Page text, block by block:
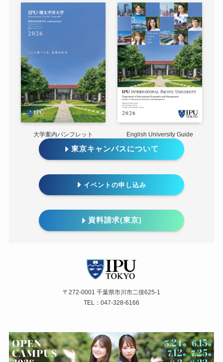
大学案内パンフレット English University Guide
東京キャンパスについて
イベントの申し込み
資料請求(東京)
〒272-0001 千葉県市川市二俣625-1
TEL：047-328-6166
訪問者別メニュー